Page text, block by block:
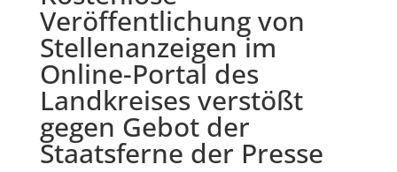
Veröffentlichung von
Stellenanzeigen im
Online-Portal des
Landkreises verstößt
gegen Gebot der
Staatsferne der Presse